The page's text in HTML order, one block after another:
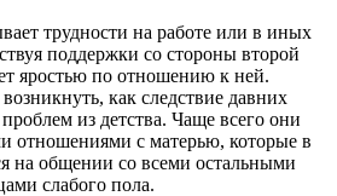
трудности на работе или в иных
поддержки со стороны второй
яростью по отношению к ней.
как следствие давних
из детства. Чаще всего они
отношениями с матерью, которые в
на общении со всеми остальными
слабого пола.